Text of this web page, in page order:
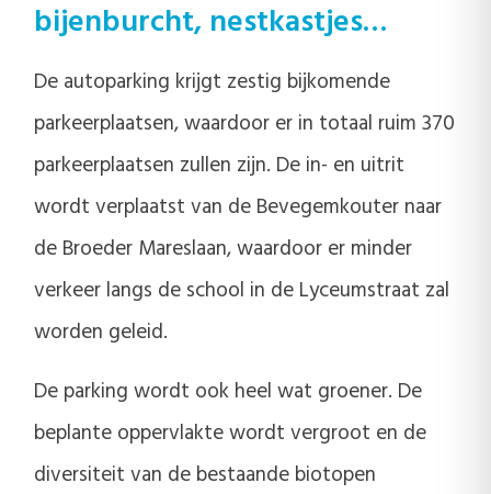
bijenburcht, nestkastjes…
De autoparking krijgt zestig bijkomende
parkeerplaatsen, waardoor er in totaal ruim 370
parkeerplaatsen zullen zijn. De in- en uitrit
wordt verplaatst van de Bevegemkouter naar
de Broeder Mareslaan, waardoor er minder
verkeer langs de school in de Lyceumstraat zal
worden geleid.
De parking wordt ook heel wat groener. De
beplante oppervlakte wordt vergroot en de
diversiteit van de bestaande biotopen